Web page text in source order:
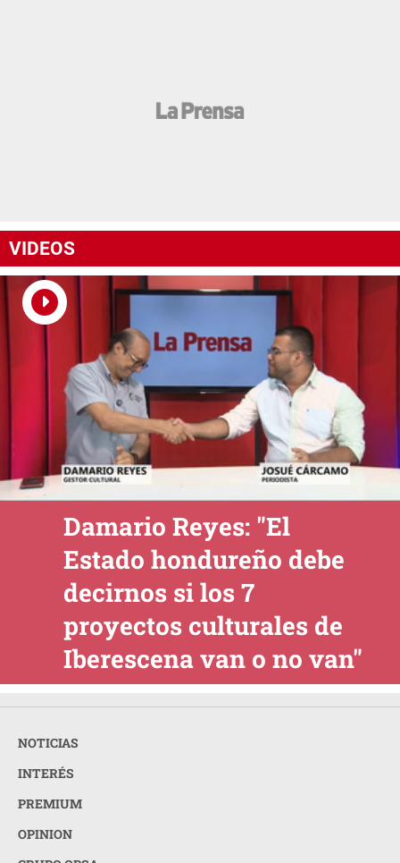
VIDEOS
Damario Reyes: "El
Estado hondureño debe
decirnos si los 7
proyectos culturales de
Iberescena van o no van"
NOTICIAS
INTERÉS
PREMIUM
OPINION